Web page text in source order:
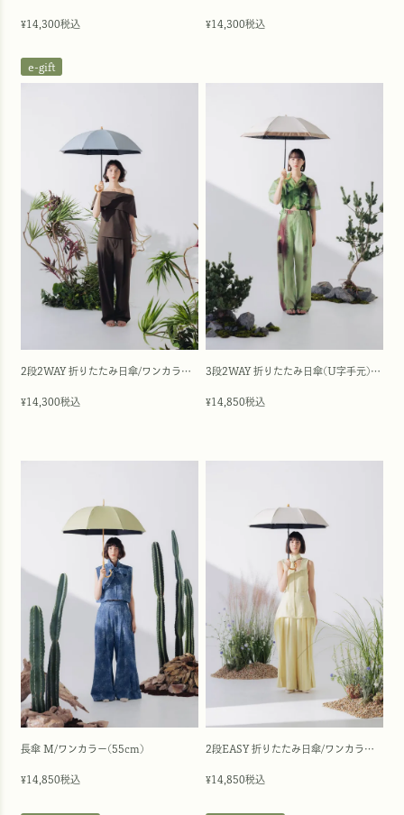
¥14,300税込 ¥14,300税込
2段2WAY 折りたたみ日傘/ワンカラー(50cm)
e-gift
¥14,300税込
3段2WAY 折りたたみ日傘(U字手元)/バイカラー(50cm)
¥14,850税込
長傘 M/ワンカラー(55cm)
¥14,850税込
2段EASY 折りたたみ日傘/ワンカラー(50cm)
¥14,850税込